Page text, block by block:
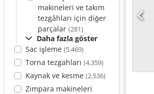
makineleri ve takım
tezgâhları için diğer
parçalar (281)
Daha fazla göster
Sac işleme (5.469)
Torna tezgahları (4.359)
Kaynak ve kesme (2.536)
Zımpara makineleri